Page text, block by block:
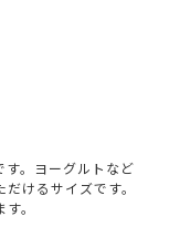
す。ヨーグルトなど
けるサイズです。
。